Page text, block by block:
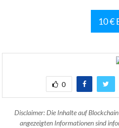
10 €
0
Disclaimer: Die Inhalte auf
angezeigten Informationen sind